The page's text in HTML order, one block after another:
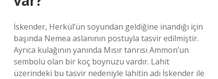
İskender, Herkül’ün soyundan geldiğine inandığı için
başında Nemea aslanının postuyla tasvir edilmiştir.
Ayrıca kulağının yanında Mısır tanrısı Ammon’un
sembolü olan bir koç boynuzu vardır. Lahit
üzerindeki bu tasvir nedeniyle lahitin adı İskender ile